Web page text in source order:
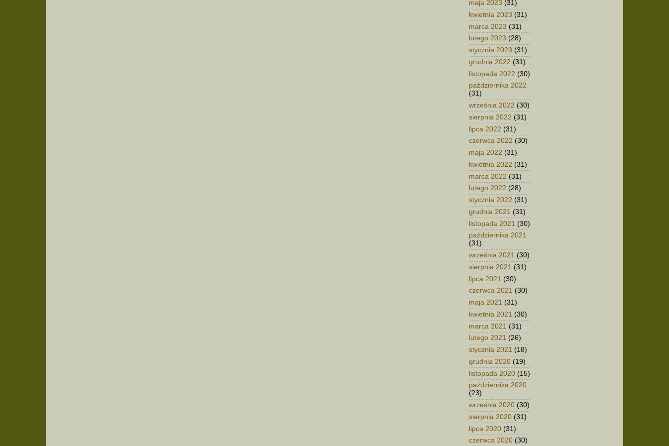
maja 2023 (31)
kwietnia 2023 (31)
marca 2023 (31)
lutego 2023 (28)
stycznia 2023 (31)
grudnia 2022 (31)
listopada 2022 (30)
października 2022
(31)
września 2022 (30)
sierpnia 2022 (31)
lipca 2022 (31)
czerwca 2022 (30)
maja 2022 (31)
kwietnia 2022 (31)
marca 2022 (31)
lutego 2022 (28)
stycznia 2022 (31)
grudnia 2021 (31)
listopada 2021 (30)
października 2021
(31)
września 2021 (30)
sierpnia 2021 (31)
lipca 2021 (30)
czerwca 2021 (30)
maja 2021 (31)
kwietnia 2021 (30)
marca 2021 (31)
lutego 2021 (26)
stycznia 2021 (18)
grudnia 2020 (19)
listopada 2020 (15)
października 2020
(23)
września 2020 (30)
sierpnia 2020 (31)
lipca 2020 (31)
czerwca 2020 (30)